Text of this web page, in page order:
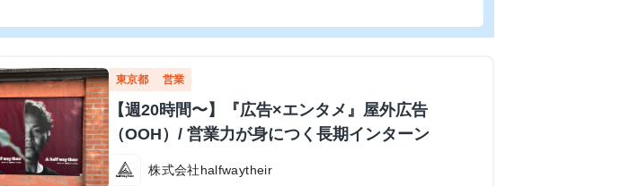
東京都 営業
【週20時間〜】『広告×エンタメ』屋外広告
（OOH）/ 営業力が身につく長期インターン
株式会社halfwaytheir